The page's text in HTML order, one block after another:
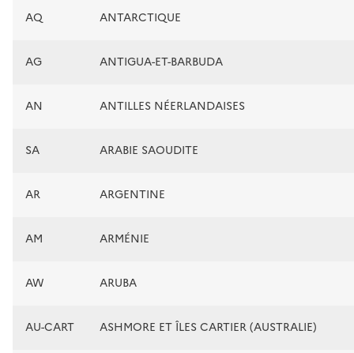
AQ ANTARCTIQUE
AG ANTIGUA-ET-BARBUDA
AN ANTILLES NÉERLANDAISES
SA ARABIE SAOUDITE
AR ARGENTINE
AM ARMÉNIE
AW ARUBA
AU-CART ASHMORE ET ÎLES CARTIER (AUSTRALIE)